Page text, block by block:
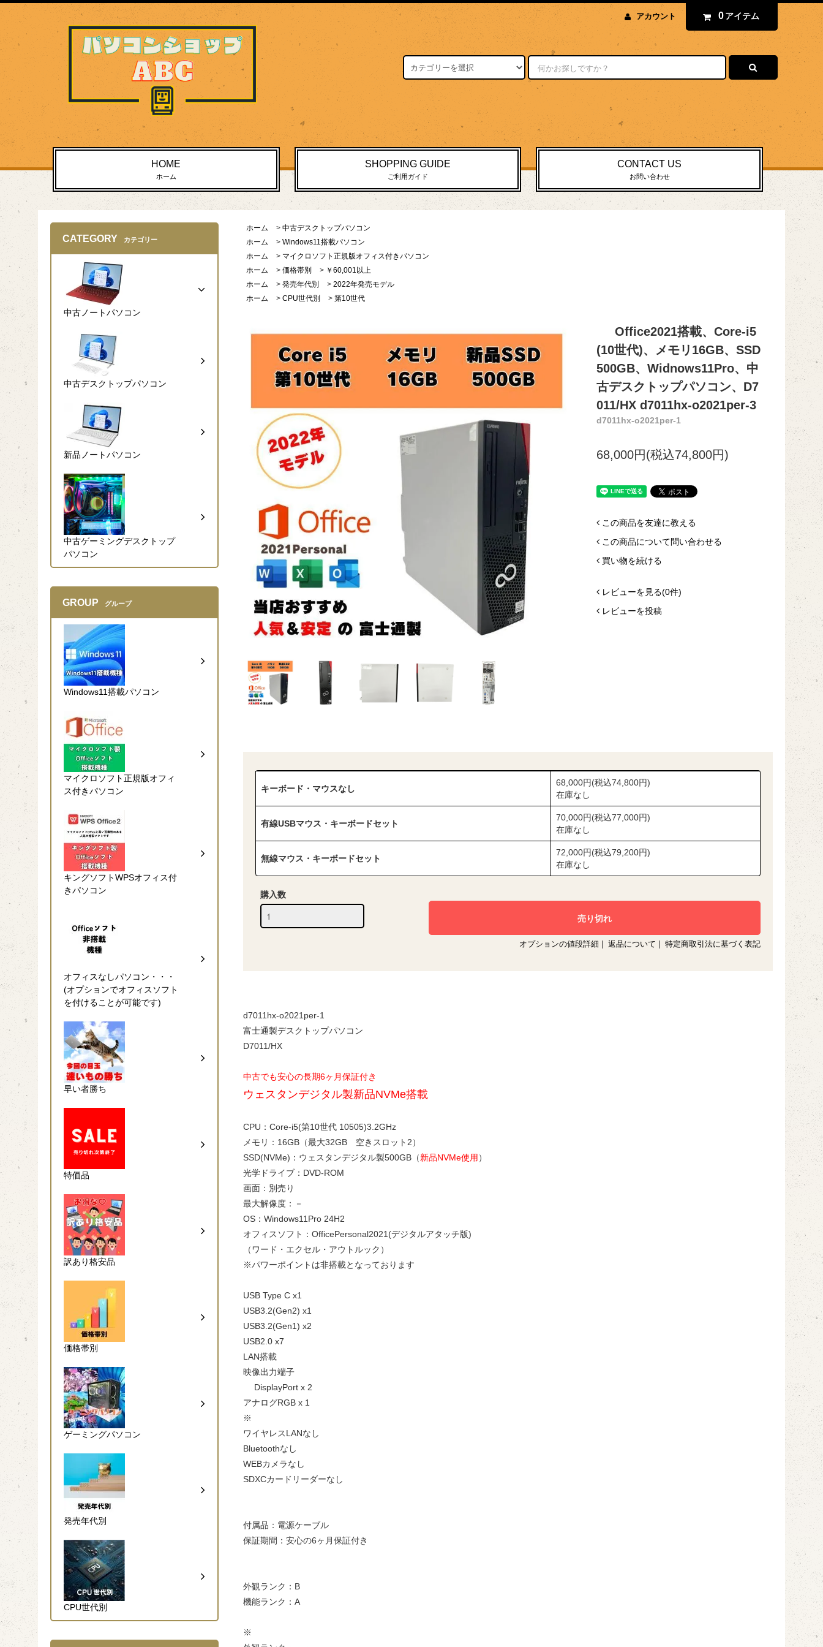
アカウント 0 アイテム
HOME
ホーム
SHOPPING GUIDE
ご利用ガイド
CONTACT US
お問い合わせ
ホーム > 中古デスクトップパソコン
ホーム
> Windows11搭載パソコン
ホーム
> マイクロソフト正規版オフィス付きパソコン
ホーム
> 価格帯別 > ￥60,001以上
ホーム
> 発売年代別 > 2022年発売モデル
ホーム
> CPU世代別 > 第10世代
Office2021搭載、Core-i5
(10世代)、メモリ16GB、SSD
500GB、Widnows11Pro、中
古デスクトップパソコン、D7
011/HX d7011hx-o2021per-3
d7011hx-o2021per-1
68,000円(税込74,800円)
この商品を友達に教える
この商品について問い合わせる
買い物を続ける
レビューを見る(0件)
レビューを投稿
キーボード・マウスなし
68,000円(税込74,800円)
在庫なし
有線USBマウス・キーボードセット
70,000円(税込77,000円)
在庫なし
無線マウス・キーボードセット
72,000円(税込79,200円)
在庫なし
購入数
オプションの値段詳細 返品について 特定商取引法に基づく表記
d7011hx-o2021per-1
富士通製デスクトップパソコン
D7011/HX
中古でも安心の長期6ヶ月保証付き
ウェスタンデジタル製新品NVMe搭載
CPU：Core-i5(第10世代 10505)3.2GHz
メモリ：16GB（最大32GB 空きスロット2）
SSD(NVMe)：ウェスタンデジタル製500GB（新品NVMe使用 ）
光学ドライブ：DVD-ROM
画面：別売り
最大解像度：－
OS：Windows11Pro 24H2
オフィスソフト：OfficePersonal2021(デジタルアタッチ版)
（ワード・エクセル・アウトルック）
※パワーポイントは非搭載となっております
USB Type C x1
USB3.2(Gen2) x1
USB3.2(Gen1) x2
USB2.0 x7
LAN搭載
映像出力端子
DisplayPort x 2
アナログRGB x 1
※
ワイヤレスLANなし
Bluetoothなし
WEBカメラなし
SDXCカードリーダーなし
付属品：電源ケーブル
保証期間：安心の6ヶ月保証付き
外観ランク：B
機能ランク：A
※
CATEGORY カテゴリー
中古ノートパソコン
中古デスクトップパソコン
新品ノートパソコン
中古ゲーミングデスクトップ
パソコン
GROUP グループ
Windows11搭載パソコン
マイクロソフト正規版オフィ
ス付きパソコン
キングソフトWPSオフィス付
きパソコン
オフィスなしパソコン・・・
(オプションでオフィスソフト
を付けることが可能です)
早い者勝ち
特価品
訳あり格安品
価格帯別
ゲーミングパソコン
発売年代別
CPU世代別